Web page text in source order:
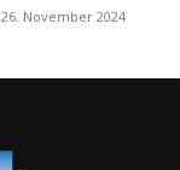
26. November 2024